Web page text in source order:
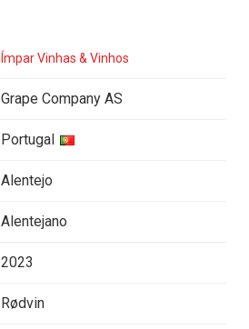
Ímpar Vinhas & Vinhos
Grape Company AS
Portugal
Alentejo
Alentejano
2023
Rødvin